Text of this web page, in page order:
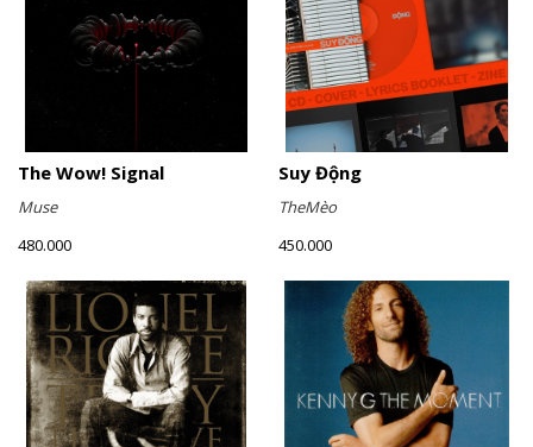
The Wow! Signal
Muse
480.000
Suy Động
TheMèo
450.000